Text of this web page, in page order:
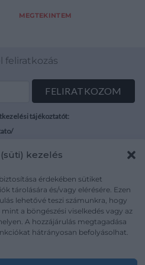
kezelés
érdekében sütiket
tárolására és/vagy elérésére. Ezen
lehetővé teszi számunkra, hogy
a böngészési viselkedés vagy az
A hozzájárulás megtagadása
hátrányosan befolyásolhat.
MEGTEKINTEM
feliratkozás
tájékoztatót:
Áraink
ÁSZF
Adatvédelem
Impresszum